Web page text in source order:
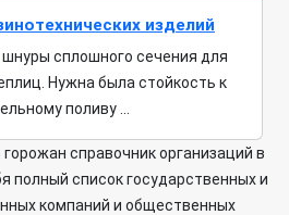
изделий
сплошного сечения для
Нужна была стойкость к
поливу ...
справочник организаций в
полный список государственных и
компаний и общественных